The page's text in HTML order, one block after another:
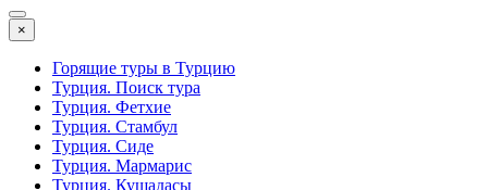
×
Горящие туры в Турцию
Турция. Поиск тура
Турция. Фетхие
Турция. Стамбул
Турция. Сиде
Турция. Мармарис
Турция. Кушадасы